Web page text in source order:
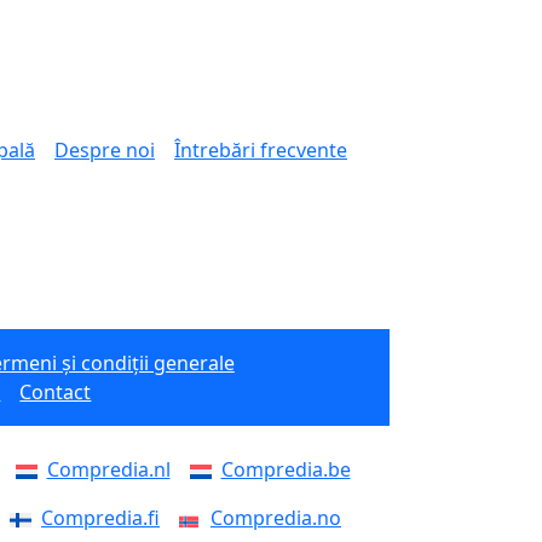
Despre noi Întrebări frecvente
și condiții generale
Contact
Compredia.nl
Compredia.be
Compredia.fi Compredia.no